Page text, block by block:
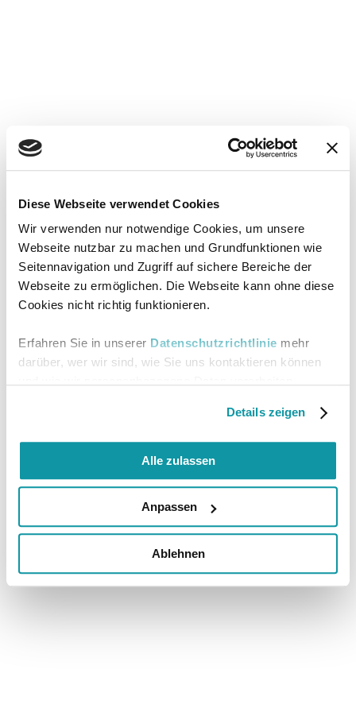
Diese Webseite verwendet Cookies
Wir verwenden nur notwendige Cookies, um unsere
Webseite nutzbar zu machen und Grundfunktionen wie
Seitennavigation und Zugriff auf sichere Bereiche der
Webseite zu ermöglichen. Die Webseite kann ohne diese
Cookies nicht richtig funktionieren.
Erfahren Sie in unserer Datenschutzrichtlinie mehr
darüber, wer wir sind, wie Sie uns kontaktieren können
Details zeigen
Alle zulassen
Anpassen
Ablehnen